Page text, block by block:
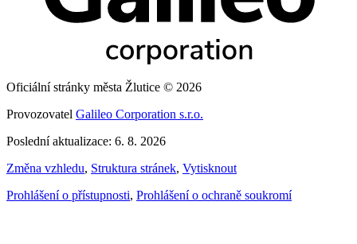
Oficiální stránky města Žlutice © 2026
Provozovatel Galileo Corporation s.r.o.
Poslední aktualizace: 6. 8. 2026
Změna vzhledu, Struktura stránek, Vytisknout
Prohlášení o přístupnosti, Prohlášení o ochraně soukromí